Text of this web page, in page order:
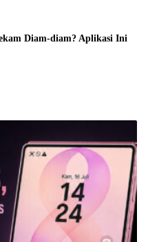
Diam-diam? Aplikasi Ini